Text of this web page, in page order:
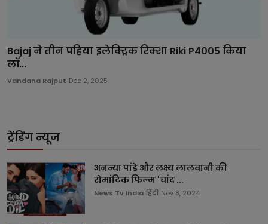
Bajaj ने तीन पहिया इलेक्ट्रिक रिक्शा Riki P4005 किया
लॉ...
Vandana Rajput Dec 2, 2025
ट्रेंडिंग न्यूज
अनन्या पांडे और लक्ष्य लालवानी की
रोमांटिक फिल्म 'चांद ...
News Tv India हिंदी Nov 8, 2024